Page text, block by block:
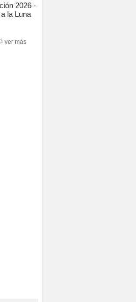
2026 -
la Luna
ver más